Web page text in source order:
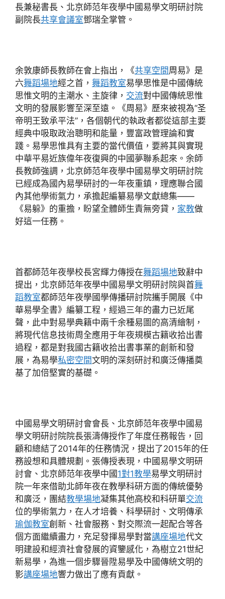
長兼秘書長、北京師范年夜學中國易學文明研討院
副院長共享會議室鄧瑞全掌管。
余敦康師長教師在會上指出，《共享空間周易》是
六舞蹈場地經之首， 舞蹈教室易學思惟是中國傳統
思惟文明的主潮水、主旋律， 交流對中國傳統思惟
文明的發展影響至深至遠。《周易》歷來被視為“圣
帝明王致承平法”，各個朝代的執政者都從這部主要
經典中吸取政治聰明和能量，豐富政管理論和實
踐。易學思惟具有主要的當代價值，要將其與實現
中華平易近族偉年夜復興的中國夢聯系起來。余師
長教師強調，北京師范年夜學中國易學文明研討院
已經成為國內易學研討的一年夜重鎮，理應聯合國
內其他學術氣力，承擔起編纂易學文獻總集——
《易躲》的重擔，盼望全體師生責無旁貸， 家教做
好這一任務。
首都師范年夜學校長宮輝力傳授在舞蹈場地致辭中
提出，北京師范年夜學中國易學文明研討院與首舞
蹈教室都師范年夜學國學傳播研討院攜手開展《中
華易學全書》編纂工程，經過三年的盡力已近尾
聲，此中對易學典籍中兩千余種易圖的高清繪制，
將現代信息技術周全應用于年夜規模古籍收拾出書
過程，都是對我國古籍收拾出書事業的創新和發
展，為易學私密空間文明的深刻研討和廣泛傳播奠
基了加倍堅實的基礎。
中國易學文明研討會會長、北京師范年夜學中國易
學文明研討院院長張濤傳授作了年度任務報告，回
顧和總結了2014年的任務情況，提出了2015年的任
務設想和具體規劃。張傳授表現，中國易學文明研
討會、北京師范年夜學中國 1對1教學易學文明研討
院一年來借助北師年夜在教學科研方面的傳統優勢
和廣泛，團結教學場地凝集其他高校和科研單交流
位的學術氣力，在人才培養、科學研討、文明傳承
瑜伽教室創新、社會服務、對交際流一起配合等各
個方面繼續盡力，充足發揮易學對當講座場地代文
明建設和經濟社會發展的資鑒感化，為樹立21世紀
新易學，為進一個步驟晉陞易學及中國傳統文明的
影講座場地響力做出了應有貢獻。